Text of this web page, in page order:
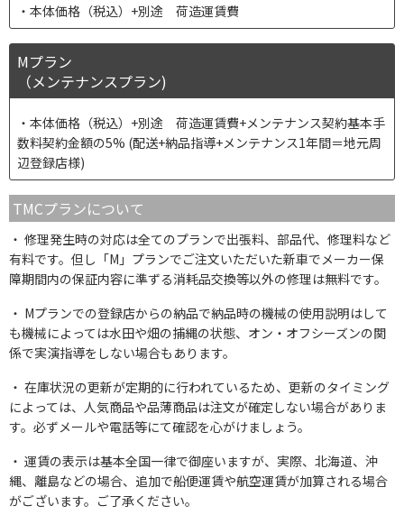
本体価格（税込）+別途 荷造運賃費
Mプラン
（メンテナンスプラン)
本体価格（税込）+別途 荷造運賃費+メンテナンス契約基本手
数料契約金額の5% (配送+納品指導+メンテナンス1年間＝地元周
辺登録店様)
TMCプランについて
修理発生時の対応は全てのプランで出張料、部品代、修理料など
有料です。但し「M」プランでご注文いただいた新車でメーカー保
障期間内の保証内容に準ずる消耗品交換等以外の修理は無料です。
Mプランでの登録店からの納品で納品時の機械の使用説明はして
も機械によっては水田や畑の捕縄の状態、オン・オフシーズンの関
係で実演指導をしない場合もあります。
在庫状況の更新が定期的に行われているため、更新のタイミング
によっては、人気商品や品薄商品は注文が確定しない場合がありま
す。必ずメールや電話等にて確認を心がけましょう。
運賃の表示は基本全国一律で御座いますが、実際、北海道、沖
縄、離島などの場合、追加で船便運賃や航空運賃が加算される場合
がございます。ご了承ください。